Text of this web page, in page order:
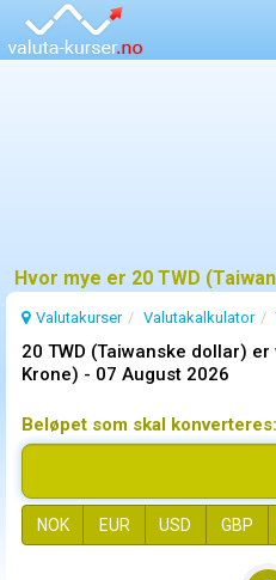
Valutakurser Valutakalkulator
20 TWD (Taiwanske dollar)
Krone) - 07 August 2026
Beløpet som skal konverteres:
NOK EUR USD GBP